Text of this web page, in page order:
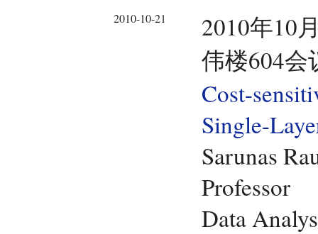
2010-10-21
2010年10
伟楼604会
Cost-
Single-
Sarunas
Professor
Data